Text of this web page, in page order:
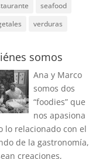
seafood
verduras
somos
Ana y Marco
somos dos
“foodies” que
nos apasiona
lo relacionado con el
de la gastronomía,
creaciones,